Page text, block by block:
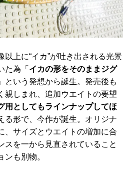
上に“イカ”が吐き出される光景
た為「 イカの形をそのままジグ
」という発想から誕生。発売後も
親しまれ、追加ウエイトの要望
用としてもラインナップしてほ
る形で、今作が誕生。オリジナ
、サイズとウエイトの増加に合
スを一から見直されていること
も別物。